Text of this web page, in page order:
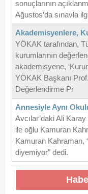
sonuçlarının
Ağustos’da sınavla
Akademisyenlere,
YÖKAK tarafından,
kurumlarının
akademisyene,
YÖKAK Başkanı
Değerlendirme Pr
Annesiyle Aynı
Avcılar’daki Ali
ile oğlu Kamuran
Kamuran Kahraman,
diyemiyor” dedi.